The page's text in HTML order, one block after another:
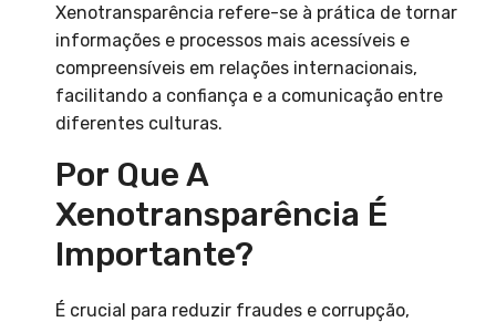
Xenotransparência refere-se à prática de tornar
informações e processos mais acessíveis e
compreensíveis em relações internacionais,
facilitando a confiança e a comunicação entre
diferentes culturas.
Por Que A
Xenotransparência É
Importante?
É crucial para reduzir fraudes e corrupção,